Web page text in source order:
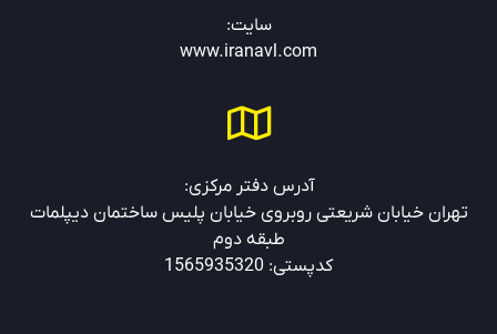
سایت:
www.iranavl.com
آدرس دفتر مرکزی:
تهران خیابان شریعتی روبروی خیابان پلیس ساختمان دیپلمات
طبقه دوم
کدپستی: 1565935320